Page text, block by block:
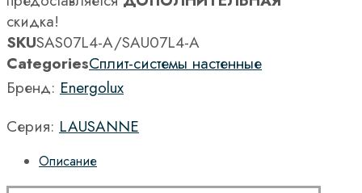
скидка!
SKUSAS07L4-A/SAU07L4-A
CategoriesСплит-системы настенные
Бренд: Energolux
Серия: LAUSANNE
Описание